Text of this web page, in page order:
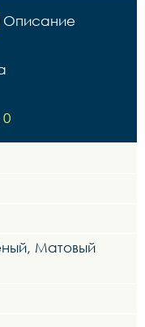
Описание
0
Матовый